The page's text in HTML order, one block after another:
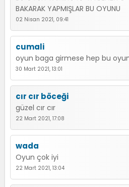
BAKARAK YAPMIŞLAR BU OYUNU
02 Nisan 2021, 09:41
cumali
oyun baga girmese hep bu
30 Mart 2021, 13:01
cır cır böceği
güzel cır cır
22 Mart 2021, 17:08
wada
Oyun çok iyi
22 Mart 2021, 13:04